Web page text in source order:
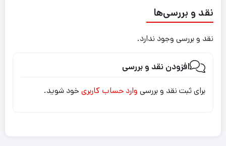
نقد و بررسی‌ها
نقد و بررسی وجود ندارد.
افزودن نقد و بررسی
برای ثبت نقد و بررسی وارد حساب کاربری خود شوید.